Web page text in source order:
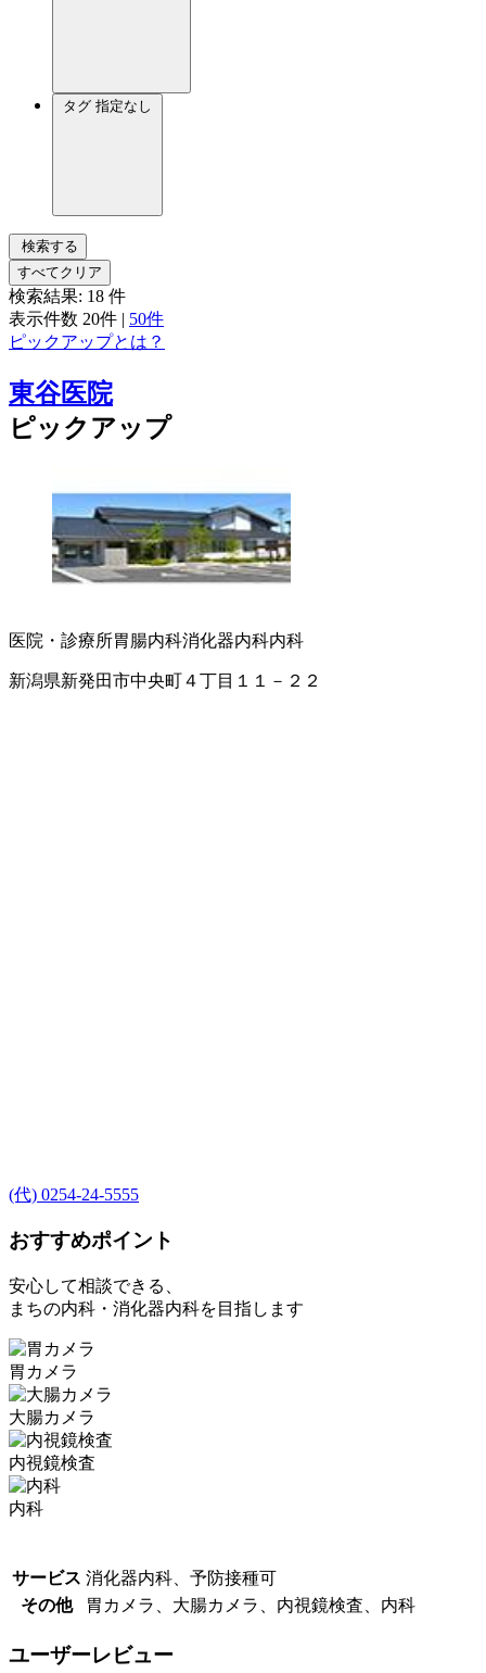
タグ 指定なし
検索する
すべてクリア
検索結果: 18 件
表示件数 20件 | 50件
ピックアップとは？
東谷医院
ピックアップ
医院・診療所胃腸内科消化器内科内科
新潟県新発田市中央町４丁目１１－２２
(代) 0254-24-5555
おすすめポイント
安心して相談できる、
まちの内科・消化器内科を目指します
胃カメラ
大腸カメラ
内視鏡検査
内科
サービス 消化器内科、予防接種可
その他
胃カメラ、大腸カメラ、内視鏡検査、内科
ユーザーレビュー